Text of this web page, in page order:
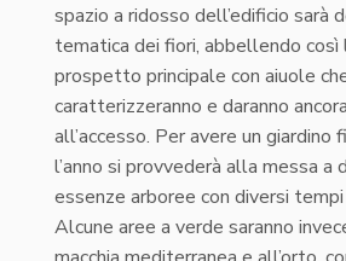
spazio a ridosso dell’edificio sarà
tematica dei fiori, abbellendo così
prospetto principale con aiuole
caratterizzeranno e daranno
all’accesso. Per avere un
l’anno si provvederà alla messa a
essenze arboree con diversi
Alcune aree a verde saranno